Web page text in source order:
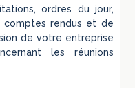
ordres du jour,
comptes rendus et de
de votre entreprise
les réunions